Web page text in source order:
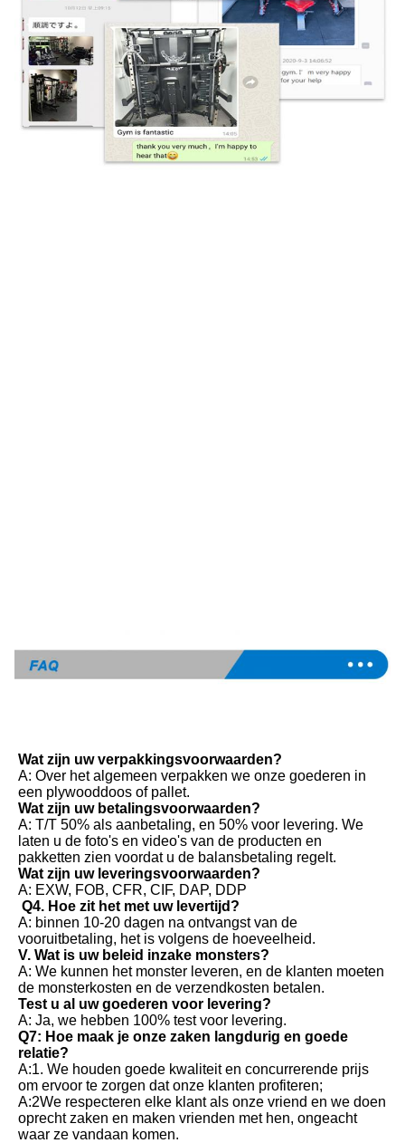
Wat zijn uw verpakkingsvoorwaarden?
A: Over het algemeen verpakken we onze goederen in
een plywooddoos of pallet.
Wat zijn uw betalingsvoorwaarden?
A: T/T 50% als aanbetaling, en 50% voor levering. We
laten u de foto's en video's van de producten en
pakketten zien voordat u de balansbetaling regelt.
Wat zijn uw leveringsvoorwaarden?
A: EXW, FOB, CFR, CIF, DAP, DDP
Q4. Hoe zit het met uw levertijd?
A: binnen 10-20 dagen na ontvangst van de
vooruitbetaling, het is volgens de hoeveelheid.
V. Wat is uw beleid inzake monsters?
A: We kunnen het monster leveren, en de klanten moeten
de monsterkosten en de verzendkosten betalen.
Test u al uw goederen voor levering?
A: Ja, we hebben 100% test voor levering.
Q7: Hoe maak je onze zaken langdurig en goede
relatie?
A:1. We houden goede kwaliteit en concurrerende prijs
om ervoor te zorgen dat onze klanten profiteren;
A:2We respecteren elke klant als onze vriend en we doen
oprecht zaken en maken vrienden met hen, ongeacht
waar ze vandaan komen.